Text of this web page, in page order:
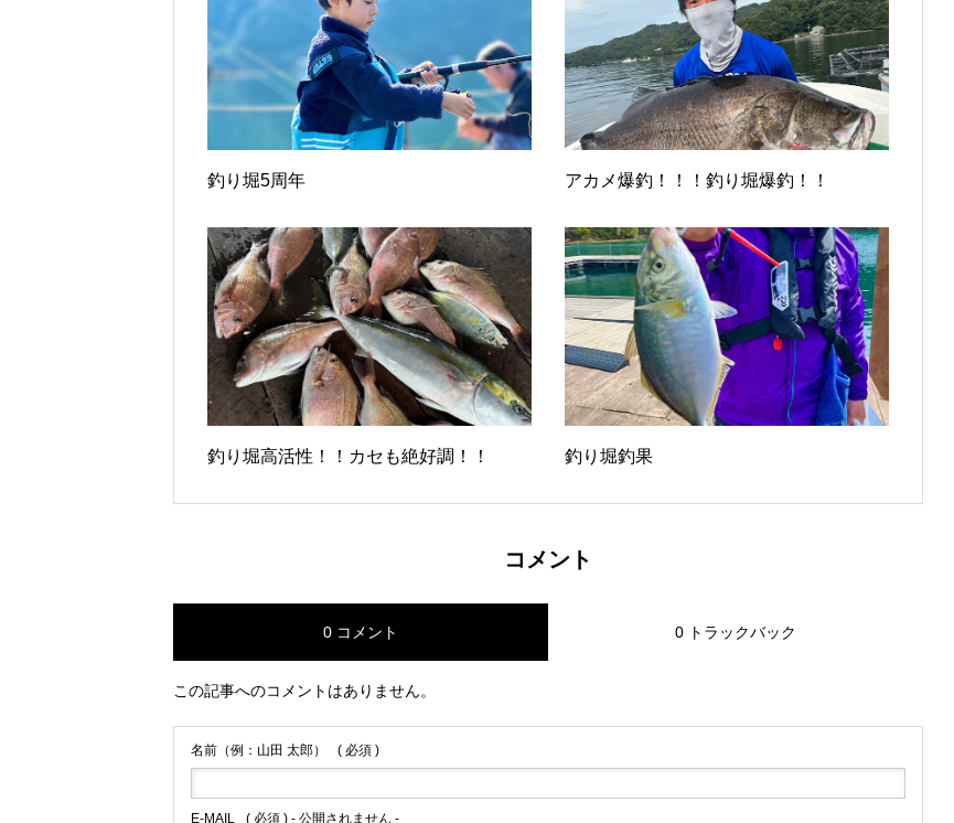
釣り堀5周年 アカメ爆釣！！！釣り堀爆釣！！
釣り堀高活性！！カセも絶好調！！ 釣り堀釣果
コメント
0 コメント 0 トラックバック
この記事へのコメントはありません。
名前（例：山田 太郎） ( 必須 )
E-MAIL ( 必須 ) - 公開されません -